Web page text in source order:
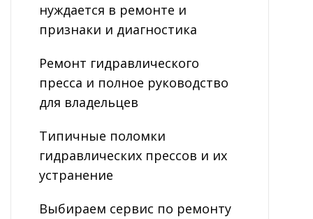
нуждается в ремонте и
признаки и диагностика
Ремонт гидравлического
пресса и полное руководство
для владельцев
Типичные поломки
гидравлических прессов и их
устранение
Выбираем сервис по ремонту